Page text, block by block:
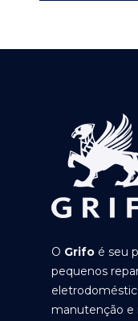
O Grifo é seu
pequenos
manutenção e